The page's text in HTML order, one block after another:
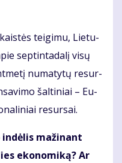
tei­gi­mu, Lie­tu­
sep­tin­ta­da­lį vi­sų
nu­ma­ty­tų re­sur­
šal­ti­niai – Eu­
re­sur­sai.
ma­ži­nant
eko­no­mi­ką? Ar